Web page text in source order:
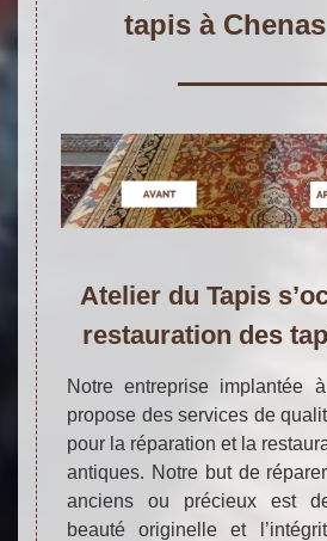
tapis à
Atelier du Tapis
restauration des
Notre entreprise implantée
propose des services de
pour la réparation et la
antiques. Notre but de
anciens ou précieux est
beauté originelle et